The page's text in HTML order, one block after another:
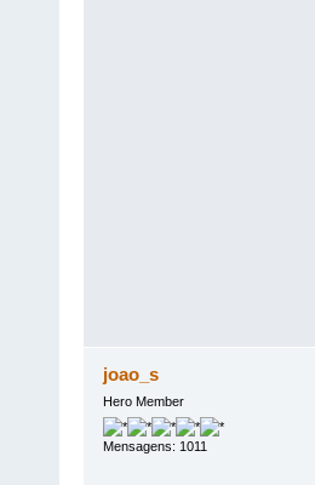
joao_s
Hero Member
Mensagens: 1011